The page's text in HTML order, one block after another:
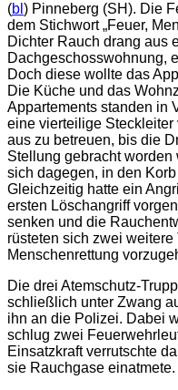
(bl ) Pinneberg (SH). Die
dem Stichwort „Feuer,
Dichter Rauch drang aus
Dachgeschosswohnung,
Doch diese wollte das
Die Küche und das
Appartements standen in
eine vierteilige Steckleiter
aus zu betreuen, bis die
Stellung gebracht
sich dagegen, in den
Gleichzeitig hatte ein
ersten Löschangriff
senken und die
rüsteten sich zwei weitere
Menschenrettung
Die drei Atemschutz-
schließlich unter Zwang
ihn an die Polizei. Dabei
schlug zwei
Einsatzkraft verrutschte
sie Rauchgase einatmete.